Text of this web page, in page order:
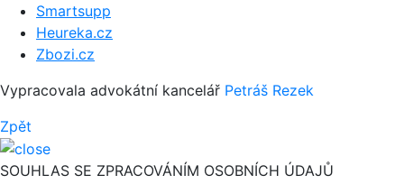
Smartsupp
Heureka.cz
Zbozi.cz
Vypracovala advokátní kancelář Petráš Rezek
Zpět
SOUHLAS SE ZPRACOVÁNÍM OSOBNÍCH ÚDAJŮ